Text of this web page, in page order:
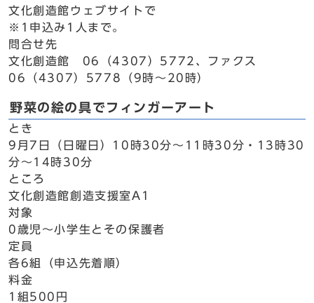
文化創造館ウェブサイトで
※1申込み1人まで。
問合せ先
文化創造館 06（4307）5772、ファクス
06（4307）5778（9時～20時）
野菜の絵の具でフィンガーアート
とき
9月7日（日曜日）10時30分～11時30分・13時30
分～14時30分
ところ
文化創造館創造支援室A1
対象
0歳児～小学生とその保護者
定員
各6組（申込先着順）
料金
1組500円